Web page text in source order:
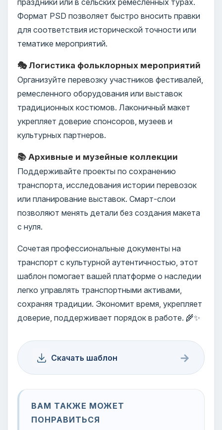
Формат PSD позволяет быстро вносить правки
для соответствия исторической точности или
тематике мероприятий.
🎭 Логистика фольклорных мероприятий
Организуйте перевозку участников фестивалей,
ремесленного оборудования или выставок
традиционных костюмов. Лаконичный макет
укрепляет доверие спонсоров, музеев и
культурных партнеров.
📚 Архивные и музейные коллекции
Поддерживайте проекты по сохранению
транспорта, исследования истории перевозок
или планирование выставок. Смарт-слои
позволяют менять детали без создания макета
с нуля.
Сочетая профессиональные документы на
транспорт с культурной аутентичностью, этот
шаблон помогает вашей платформе о наследии
легко управлять транспортными активами,
сохраняя традиции. Экономит время, укрепляет
доверие, поддерживает порядок в работе. 🌾✨
Скачать шаблон →
ВАМ ТАКЖЕ МОЖЕТ
ПОНРАВИТЬСЯ